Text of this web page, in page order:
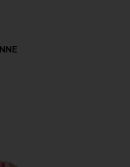
ТОП GEN 11 ACTIVE TANK